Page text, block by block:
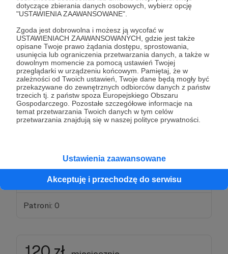
dotyczące zbierania danych osobowych, wybierz opcję
"USTAWIENIA ZAAWANSOWANE".
Zgoda jest dobrowolna i możesz ją wycofać w
USTAWIENIACH ZAAWANSOWANYCH, gdzie jest także
opisane Twoje prawo żądania dostępu, sprostowania,
usunięcia lub ograniczenia przetwarzania danych, a także w
dowolnym momencie za pomocą ustawień Twojej
przeglądarki w urządzeniu końcowym. Pamiętaj, że w
zależności od Twoich ustawień, Twoje dane będą mogły być
przekazywane do zewnętrznych odbiorców danych z państw
trzecich tj. z państw spoza Europejskiego Obszaru
Gospodarczego. Pozostałe szczegółowe informacje na
temat przetwarzania Twoich danych w tym celów
przetwarzania znajdują się w naszej polityce prywatności.
Ustawienia zaawansowane
Akceptuję i przechodzę do serwisu
miesięcznie
DZIĘKUJEMY! Ta wpłata jest rodzajem naszego
kieszonkowego, ponieważ poza Patroniete nie
pobieramy żadnych opłat za tworzone przez nas
treści. Dzięki Twojemu wsparciu jesteśmy w stanie
opłacić nasze działania w symbolicznym stopniu!
Twoją nagrodą jest przyczynienie się do rozwoju
naszego pionierskiego projektu, który wspiera
dotyczących Bezpestkowych (specjalnie
oraz video)
Patroni: 0